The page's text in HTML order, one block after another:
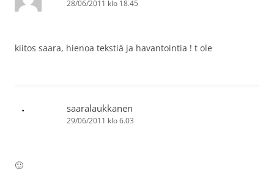
28/06/2011 klo 18.45
kiitos saara, hienoa tekstiä ja havantointia ! t ole
saaralaukkanen
29/06/2011 klo 6.03
🙂